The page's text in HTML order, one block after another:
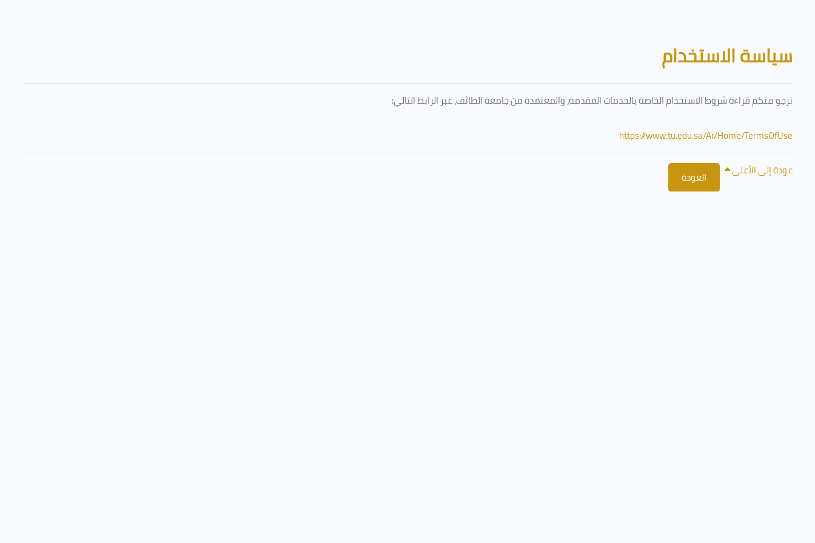
الكتل
سياسة الاستخدام
نرجو منكم قراءة شروط الاستخدام الخاصة بالخدمات المقدمة، والمعتمدة من جامعة الطائف، عبر الرابط التالي:
https://www.tu.edu.sa/Ar/Home/TermsOfUse
العودة عودة إلى الأعلى